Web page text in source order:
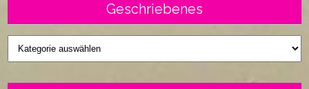
Geschriebenes
Geschriebenes